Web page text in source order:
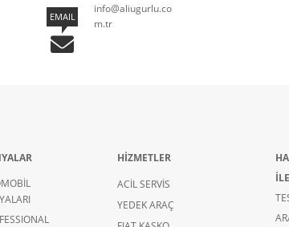
EMAIL
info@aliugurlu.co
m.tr
HİZMETLER
ACİL SERVİS
YEDEK ARAÇ